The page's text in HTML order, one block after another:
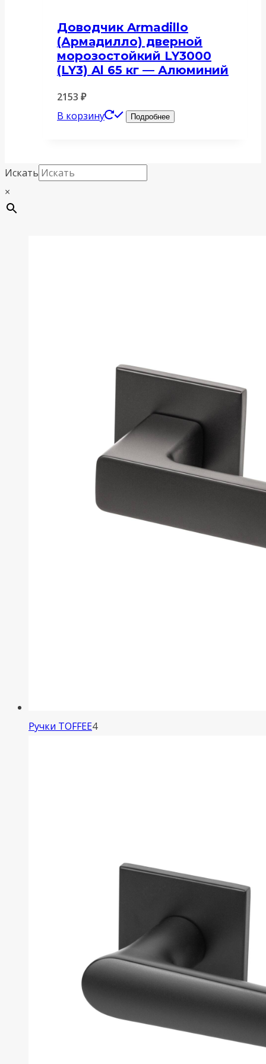
Доводчик Armadillo
(Армадилло) дверной
морозостойкий LY3000
(LY3) Al 65 кг — Алюминий
2153 ₽
В корзину
Подробнее
Искать
×
Ручки TOFFEE44